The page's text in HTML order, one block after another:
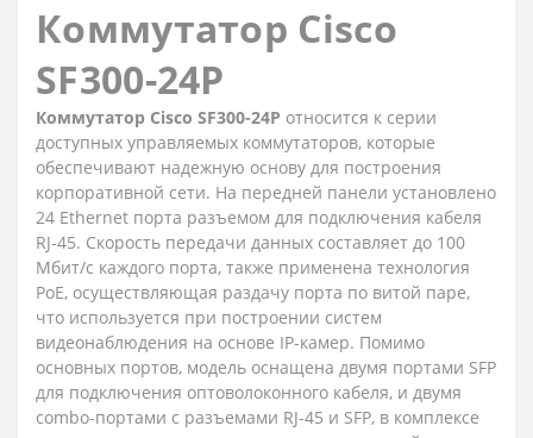
Коммутатор Cisco
SF300-24P
Коммутатор Cisco SF300-24P относится к серии
доступных управляемых коммутаторов, которые
обеспечивают надежную основу для построения
корпоративной сети. На передней панели установлено
24 Ethernet порта разъемом для подключения кабеля
RJ-45. Скорость передачи данных составляет до 100
Мбит/с каждого порта, также применена технология
PоE, осуществляющая раздачу порта по витой паре,
что используется при построении систем
видеонаблюдения на основе IP-камер. Помимо
основных портов, модель оснащена двумя портами SFP
для подключения оптоволоконного кабеля, и двумя
combo-портами с разъемами RJ-45 и SFP, в комплексе